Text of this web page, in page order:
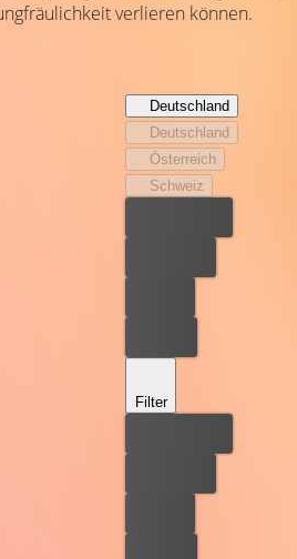
verlieren können.
Deutschland
Deutschland
Österreich
Schweiz
Filter